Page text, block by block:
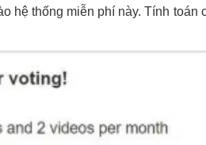
hệ thống miễn phí này. Tính